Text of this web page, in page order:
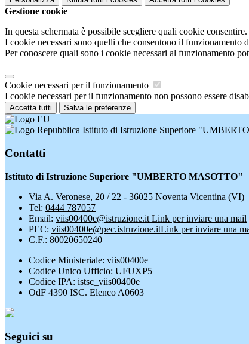
Gestione cookie
In questa schermata è possibile scegliere quali cookie consentire.
I cookie necessari sono quelli che consentono il funzionamento
Per conoscere quali sono i cookie necessari al funzionamento
Cookie necessari per il funzionamento
I cookie necessari per il funzionamento non possono essere
Accetta tutti Salva le preferenze
Istituto di Istruzione Superiore
Contatti
Istituto di Istruzione Superiore "UMBERTO MASOTTO"
Via A. Veronese, 20 / 22 - 36025 Noventa Vicentina (VI)
Tel: 0444 787057
Email: viis00400e@istruzione.it Link per inviare una mail
PEC: viis00400e@pec.istruzione.itLink per inviare una
C.F.: 80020650240
Codice Ministeriale: viis00400e
Codice Unico Ufficio: UFUXP5
Codice IPA: istsc_viis00400e
OdF 4390 ISC. Elenco A0603
Seguici su